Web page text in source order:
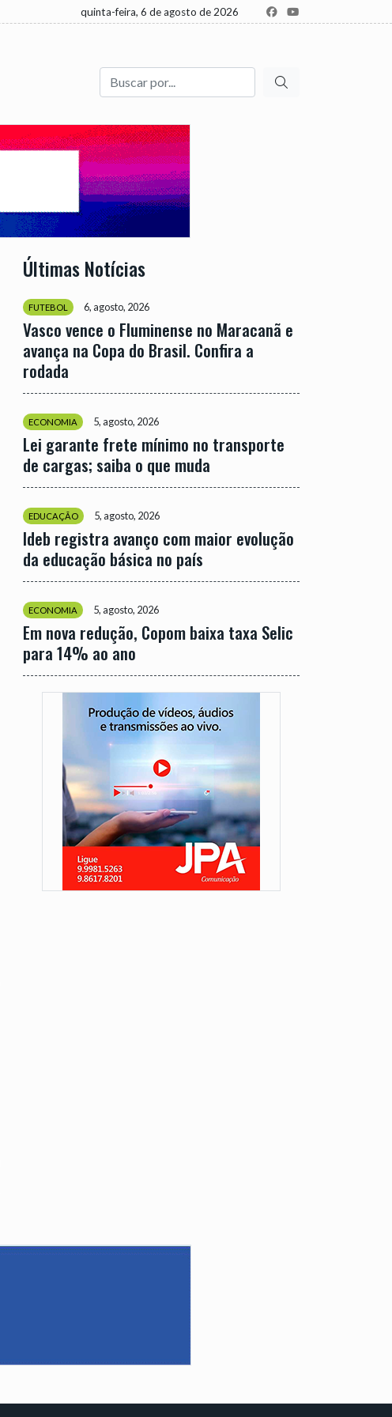
quinta-feira, 6 de agosto de 2026
Buscar
Últimas Notícias
FUTEBOL 6, agosto, 2026
Vasco vence o Fluminense no Maracanã e
avança na Copa do Brasil. Confira a
rodada
ECONOMIA 5, agosto, 2026
Lei garante frete mínimo no transporte
de cargas; saiba o que muda
EDUCAÇÃO 5, agosto, 2026
Ideb registra avanço com maior evolução
da educação básica no país
ECONOMIA 5, agosto, 2026
Em nova redução, Copom baixa taxa Selic
para 14% ao ano